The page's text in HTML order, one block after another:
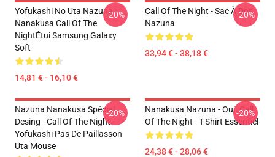
Yofukashi No Uta Nazuna
Nanakusa Call Of The
NightÉtui Samsung Galaxy
Soft
14,81 € - 16,10 €
-20%
Call Of The Night - Sac À Dos
Nazuna
33,94 € - 38,18 €
-20%
Nazuna Nanakusa Spécial
Desing - Call Of The Night -
Yofukashi Pas De Paillasson
Uta Mouse
-20%
Nanakusa Nazuna - Oui. Call
Of The Night - T-Shirt Essentiel
24,38 € - 28,06 €
-20%